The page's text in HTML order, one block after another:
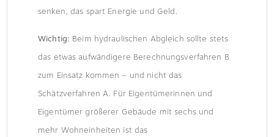
senken, das spart Energie und Geld.
Wichtig: Beim hydraulischen Abgleich sollte stets
das etwas aufwändigere Berechnungsverfahren B
zum Einsatz kommen – und nicht das
Schätzverfahren A. Für Eigentümerinnen und
Eigentümer größerer Gebäude mit sechs und
mehr Wohneinheiten ist das